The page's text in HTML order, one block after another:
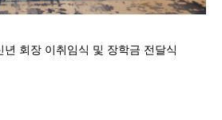
회장 이취임식 및 장학금 전달식